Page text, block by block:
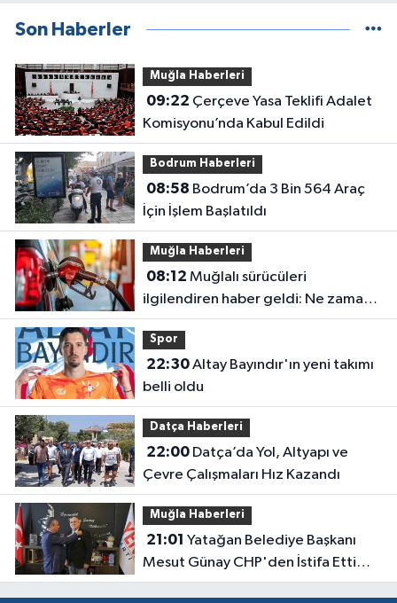
Son Haberler
Muğla Haberleri
09:22
Komisyonu’nda Kabul Edildi
Bodrum Haberleri
08:58
İçin İşlem Başlatıldı
Muğla Haberleri
08:12
ilgilendiren haber geldi: Ne zaman
indirim gelecek?
Spor
22:30Altay Bayındır'ın yeni takımı
belli oldu
Datça Haberleri
22:00Datça’da Yol, Altyapı ve
Çevre Çalışmaları Hız Kazandı
Muğla Haberleri
21:01
Mesut Günay CHP'den İstifa Etti
Yeni Parti'ye Katıldı